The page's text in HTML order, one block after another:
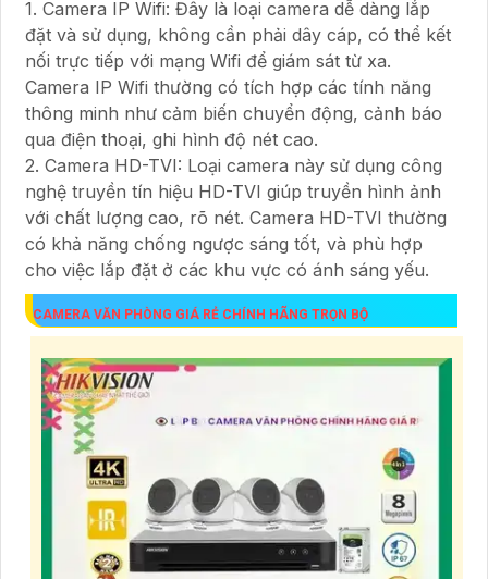
1. Camera IP Wifi: Đây là loại camera dễ dàng lắp
đặt và sử dụng, không cần phải dây cáp, có thể kết
nối trực tiếp với mạng Wifi để giám sát từ xa.
Camera IP Wifi thường có tích hợp các tính năng
thông minh như cảm biến chuyển động, cảnh báo
qua điện thoại, ghi hình độ nét cao.
2. Camera HD-TVI: Loại camera này sử dụng công
nghệ truyền tín hiệu HD-TVI giúp truyền hình ảnh
với chất lượng cao, rõ nét. Camera HD-TVI thường
có khả năng chống ngược sáng tốt, và phù hợp
cho việc lắp đặt ở các khu vực có ánh sáng yếu.
CAMERA VĂN PHÒNG GIÁ RẺ CHÍNH HÃNG TRỌN BỘ